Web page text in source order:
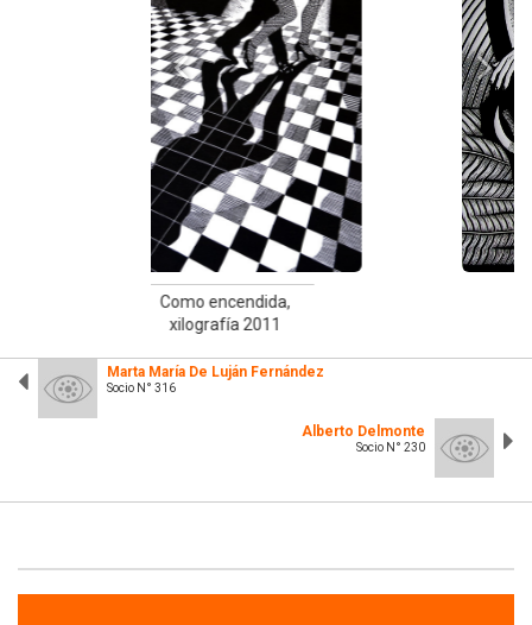
Reflejos, xilografía,
Marta María De Luján Fernández
Socio N° 316
Alberto Delmonte
Socio N° 230